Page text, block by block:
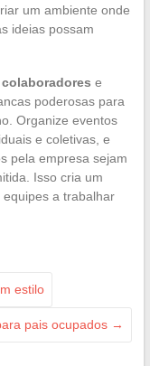
um ambiente onde
ideias possam
e
poderosas para
Organize eventos
e coletivas, e
pela empresa sejam
Isso cria um
a trabalhar
estilo
pais ocupados →